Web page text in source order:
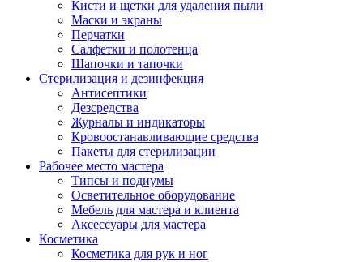
Кисти и щетки для удаления пыли
Маски и экраны
Перчатки
Салфетки и полотенца
Шапочки и тапочки
Стерилизация и дезинфекция
Антисептики
Дезсредства
Журналы и индикаторы
Кровоостанавливающие средства
Пакеты для стерилизации
Рабочее место мастера
Типсы и подиумы
Осветительное оборудование
Мебель для мастера и клиента
Аксессуары для мастера
Косметика
Косметика для рук и ног